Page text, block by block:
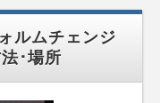
ルムチェンジ
･場所